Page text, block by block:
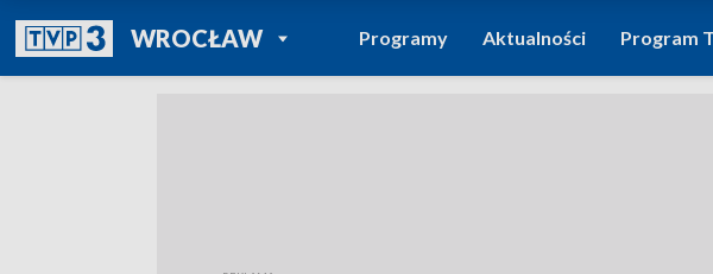
WROCŁAWPOWRÓT DO
TVP REGIONY
Programy Aktualności Program